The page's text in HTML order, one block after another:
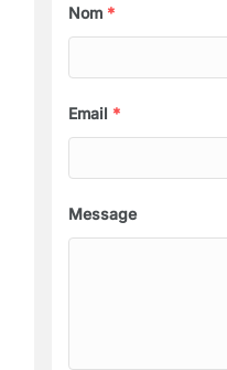
Nom *
Email *
Message